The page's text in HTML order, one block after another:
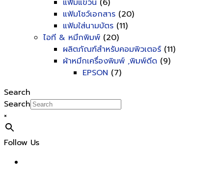
แฟ้มแขวน (6)
แฟ้มโชว์เอกสาร (20)
แฟ้มใส่นามบัตร (11)
ไอที & หมึกพิมพ์ (20)
ผลิตภัณฑ์สำหรับคอมพิวเตอร์ (11)
ผ้าหมึกเครื่องพิมพ์ ,พิมพ์ดีด (9)
EPSON (7)
Search
Search
×
Follow Us